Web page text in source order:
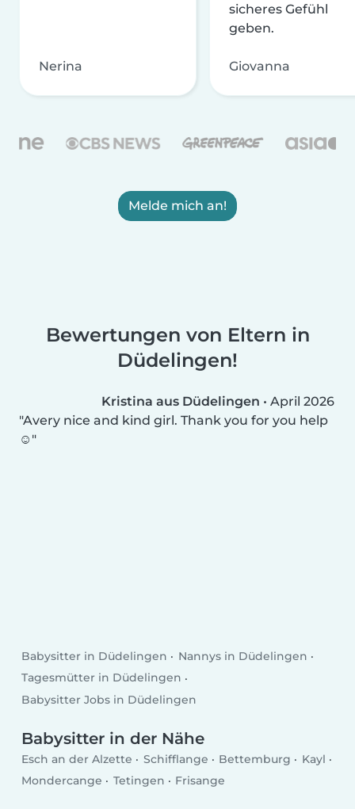
Nerina
sicheres Gefühl
geben.
Giovanna
Melde mich an!
Bewertungen von Eltern in
Düdelingen!
Kristina aus Düdelingen • April 2026
Avery nice and kind girl. Thank you for you help
☺️
Babysitter in Düdelingen
Nannys in Düdelingen
Tagesmütter in Düdelingen
Babysitter Jobs in Düdelingen
Babysitter in der Nähe
Esch an der Alzette Schifflange Bettemburg
Kayl
Mondercange
Tetingen Frisange